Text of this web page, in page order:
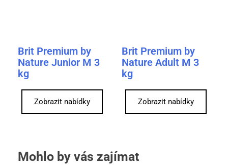
Brit Premium by
Nature Junior M 3
kg
Zobrazit nabídky
Brit Premium by
Nature Adult M 3
kg
Zobrazit nabídky
Mohlo by vás zajímat